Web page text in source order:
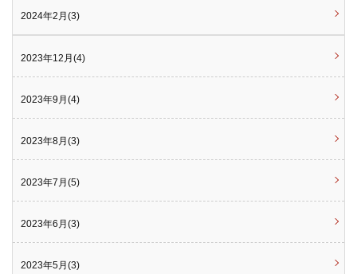
2024年2月(3)
2023年12月(4)
2023年9月(4)
2023年8月(3)
2023年7月(5)
2023年6月(3)
2023年5月(3)